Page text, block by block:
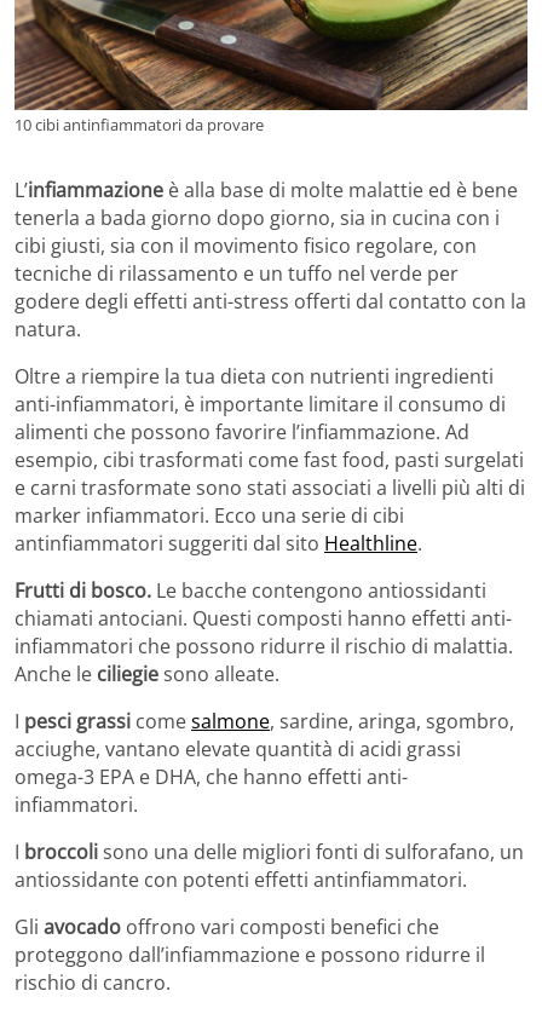
10 cibi antinfiammatori da provare
L’infiammazione è alla base di molte malattie ed è bene
tenerla a bada giorno dopo giorno, sia in cucina con i
cibi giusti, sia con il movimento fisico regolare, con
tecniche di rilassamento e un tuffo nel verde per
godere degli effetti anti-stress offerti dal contatto con la
natura.
Oltre a riempire la tua dieta con nutrienti ingredienti
anti-infiammatori, è importante limitare il consumo di
alimenti che possono favorire l’infiammazione. Ad
esempio, cibi trasformati come fast food, pasti surgelati
e carni trasformate sono stati associati a livelli più alti di
marker infiammatori. Ecco una serie di cibi
antinfiammatori suggeriti dal sito Healthline.
Frutti di bosco. Le bacche contengono antiossidanti
chiamati antociani. Questi composti hanno effetti anti-
infiammatori che possono ridurre il rischio di malattia.
Anche le ciliegiesono alleate.
I pesci grassi comesalmone, sardine, aringa, sgombro,
acciughe, vantano elevate quantità di acidi grassi
omega-3 EPA e DHA, che hanno effetti anti-
infiammatori.
I broccolisono una delle migliori fonti di sulforafano, un
antiossidante con potenti effetti antinfiammatori.
Gli avocado offrono vari composti benefici che
proteggono dall’infiammazione e possono ridurre il
rischio di cancro.